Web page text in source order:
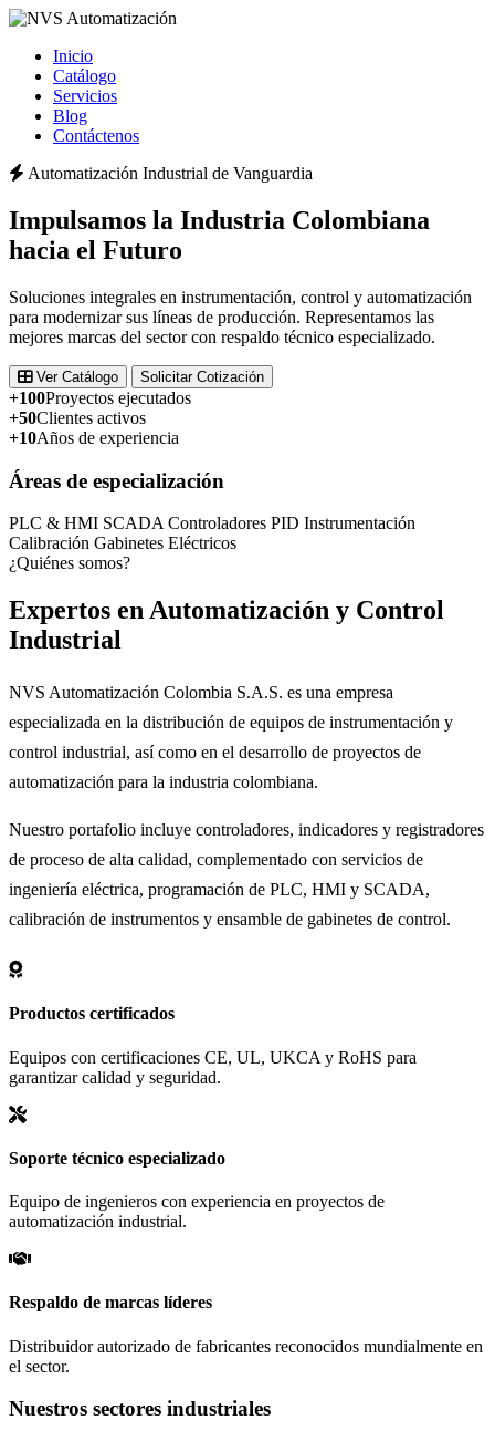
Inicio
Catálogo
Servicios
Blog
Contáctenos
Automatización Industrial de Vanguardia
Impulsamos la Industria Colombiana
hacia el Futuro
Soluciones integrales en instrumentación, control y automatización
para modernizar sus líneas de producción. Representamos las
mejores marcas del sector con respaldo técnico especializado.
Ver Catálogo Solicitar Cotización
+100Proyectos ejecutados
+50Clientes activos
+10Años de experiencia
Áreas de especialización
PLC & HMI SCADA Controladores PID Instrumentación
Calibración Gabinetes Eléctricos
¿Quiénes somos?
Expertos en Automatización y Control
Industrial
NVS Automatización Colombia S.A.S. es una empresa
especializada en la distribución de equipos de instrumentación y
control industrial, así como en el desarrollo de proyectos de
automatización para la industria colombiana.
Nuestro portafolio incluye controladores, indicadores y registradores
de proceso de alta calidad, complementado con servicios de
ingeniería eléctrica, programación de PLC, HMI y SCADA,
calibración de instrumentos y ensamble de gabinetes de control.
Productos certificados
Equipos con certificaciones CE, UL, UKCA y RoHS para
garantizar calidad y seguridad.
Soporte técnico especializado
Equipo de ingenieros con experiencia en proyectos de
automatización industrial.
Respaldo de marcas líderes
Distribuidor autorizado de fabricantes reconocidos mundialmente en
el sector.
Nuestros sectores industriales